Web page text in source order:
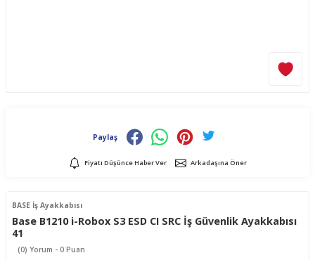
Paylaş
Fiyatı Düşünce Haber Ver Arkadaşına Öner
BASE İş Ayakkabısı
Base B1210 i-Robox S3 ESD CI SRC İş Güvenlik Ayakkabısı
41
(0) Yorum - 0 Puan